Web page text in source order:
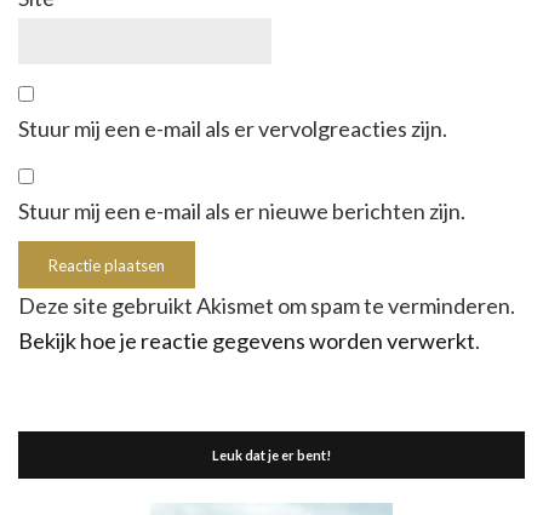
Stuur mij een e-mail als er vervolgreacties zijn.
Stuur mij een e-mail als er nieuwe berichten zijn.
Deze site gebruikt Akismet om spam te verminderen.
Bekijk hoe je reactie gegevens worden verwerkt.
Leuk dat je er bent!